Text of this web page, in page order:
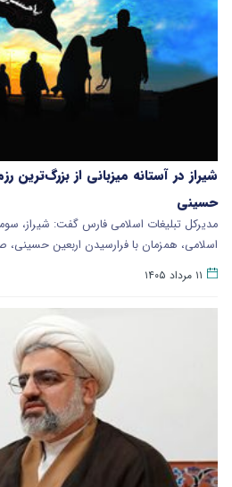
شیراز در آستانه میزبانی از بزرگ‌ترین
حسینی
مدیرکل تبلیغات اسلامی فارس گفت: شیراز،
اسلامی، همزمان با فرارسیدن اربعین حسینی،
۱۱ مرداد ۱۴۰۵